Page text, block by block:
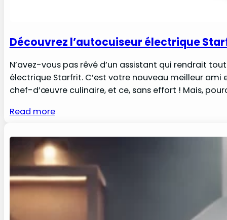
Découvrez l’autocuiseur électrique
N’avez-vous pas rêvé d’un assistant qui rendrait
électrique Starfrit. C’est votre nouveau meilleur
chef-d’œuvre culinaire, et ce, sans effort ! Mais,
Read more